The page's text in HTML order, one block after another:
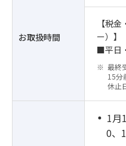
お取扱時間
【税
ー）】
■平日
最終
15分
休止
1月
0、